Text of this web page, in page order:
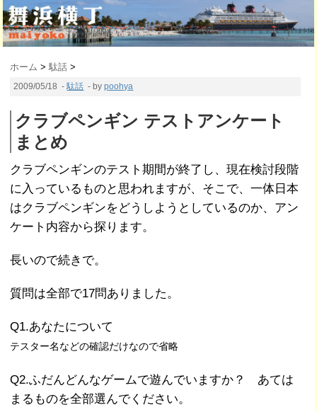
ホーム >駄話 >
2009/05/18 -駄話 - bypoohya
クラブペンギン テストアンケート
まとめ
クラブペンギンのテスト期間が終了し、現在検討段階
に入っているものと思われますが、そこで、一体日本
はクラブペンギンをどうしようとしているのか、アン
ケート内容から探ります。
長いので続きで。
質問は全部で17問ありました。
Q1.あなたについて
テスター名などの確認だけなので省略
Q2.ふだんどんなゲームで遊んでいますか？ あては
まるものを全部選んでください。